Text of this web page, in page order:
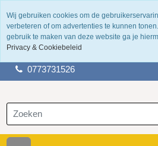
100 jaar ervaring
Fysieke winkel in tegelen
0773731526
Wij gebruiken cookies om de
verbeteren of om advertenties te kunnen
gebruik te maken van deze website ga je
Privacy & Cookiebeleid